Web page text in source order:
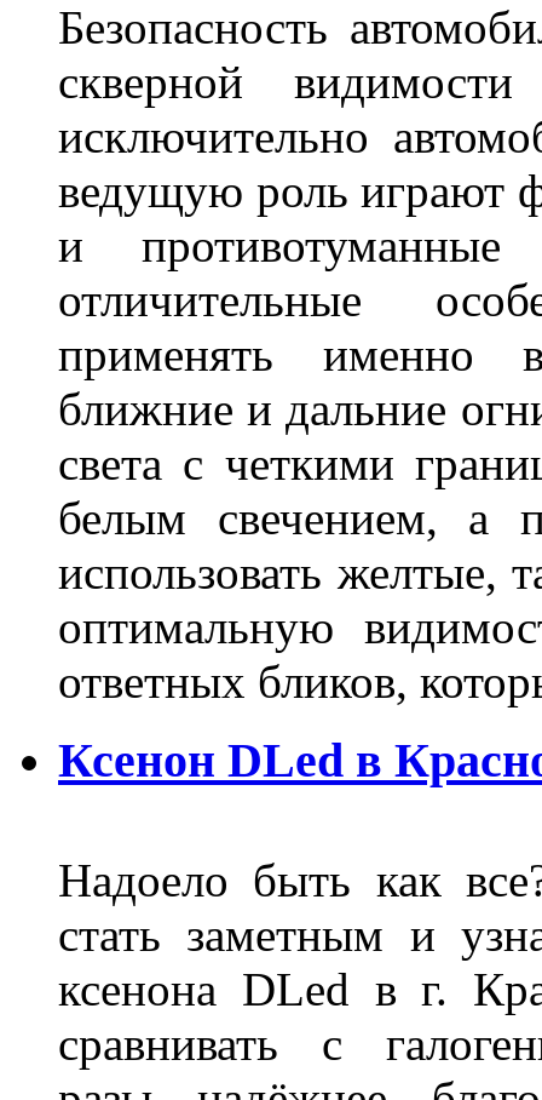
Безопасность
скверной видимости
исключительно
ведущую роль играют
и
отличительные
применять именно
ближние и дальние
света с четкими
белым свечением, а
использовать желтые,
оптимальную
ответных бликов,
Ксенон DLed в
Надоело быть как
стать заметным и
ксенона DLed в г.
сравнивать с